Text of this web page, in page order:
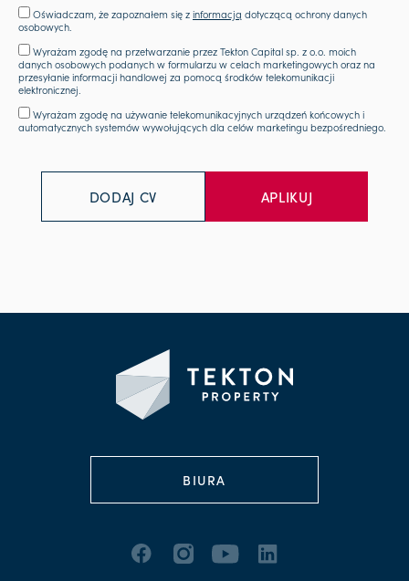
Oświadczam, że zapoznałem się zinformacją dotyczącą ochrony danych
osobowych.
Wyrażam zgodę na przetwarzanie przez Tekton Capital sp. z o.o. moich
danych osobowych podanych w formularzu w celach marketingowych oraz na
przesyłanie informacji handlowej za pomocą środków telekomunikacji
elektronicznej.
Wyrażam zgodę na używanie telekomunikacyjnych urządzeń końcowych i
automatycznych systemów wywołujących dla celów marketingu bezpośredniego.
DODAJ CV
BIURA